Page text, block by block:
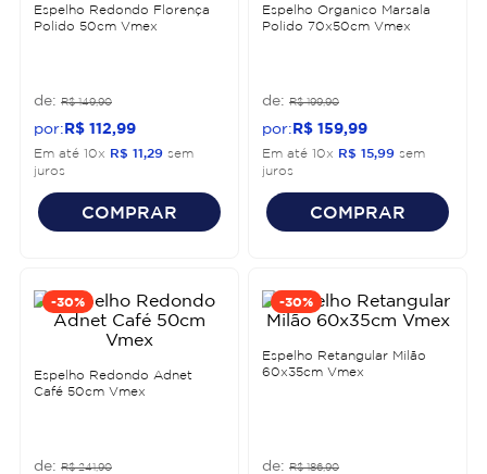
Espelho Redondo Florença
Polido 50cm Vmex
R$ 149,90
R$ 112 99
Em até 10x R$ 11 29 sem
juros
COMPRAR
Espelho Organico Marsala
Polido 70x50cm Vmex
R$ 199,90
R$ 159 99
Em até 10x R$ 15 99 sem
juros
COMPRAR
-30%
Espelho Redondo Adnet
Café 50cm Vmex
R$ 241,90
-30%
Espelho Retangular Milão
60x35cm Vmex
R$ 186,90